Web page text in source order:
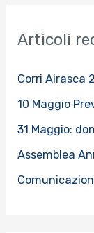
a
Articoli
Corri Airasca
10 Maggio
31 Maggio:
Assemblea